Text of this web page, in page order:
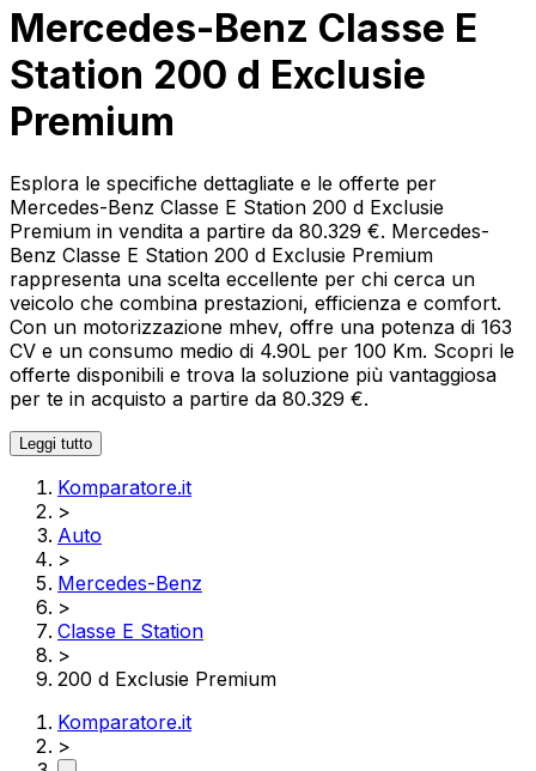
Mercedes-Benz Classe E
Station 200 d Exclusie
Premium
Esplora le specifiche dettagliate e le offerte per
Mercedes-Benz Classe E Station 200 d Exclusie
Premium in vendita a partire da 80.329 €. Mercedes-
Benz Classe E Station 200 d Exclusie Premium
rappresenta una scelta eccellente per chi cerca un
veicolo che combina prestazioni, efficienza e comfort.
Con un motorizzazione mhev, offre una potenza di 163
CV e un consumo medio di 4.90L per 100 Km. Scopri le
offerte disponibili e trova la soluzione più vantaggiosa
per te in acquisto a partire da 80.329 €.
Leggi tutto
Komparatore.it
>
Auto
>
Mercedes-Benz
>
Classe E Station
>
200 d Exclusie Premium
Komparatore.it
>